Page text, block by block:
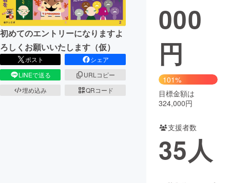
ビジネス・起業
まちづくり・地域活性化
CAMPFIRE for Social Good CAMPFIRE Creation
CAMPFIREふるさと納税
コミュニティ
初めてのエントリーになりますよ
ろしくお願いいたします（仮）
ポスト
シェア
LINEで送る
URLコピー
埋め込み
QRコード
000
円
101%
目標金額は
324,000円
支援者数
35人